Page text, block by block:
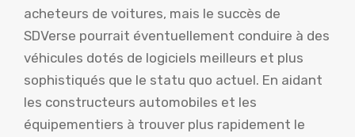
acheteurs de voitures, mais le succès de
SDVerse pourrait éventuellement conduire à des
véhicules dotés de logiciels meilleurs et plus
sophistiqués que le statu quo actuel. En aidant
les constructeurs automobiles et les
équipementiers à trouver plus rapidement le